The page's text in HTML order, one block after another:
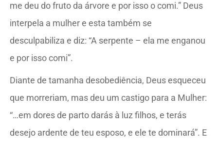
me deu do fruto da árvore e por isso o comi.” Deus
interpela a mulher e esta também se
desculpabiliza e diz: “A serpente – ela me enganou
e por isso comi”.
Diante de tamanha desobediência, Deus esqueceu
que morreriam, mas deu um castigo para a Mulher:
“…em dores de parto darás à luz filhos, e terás
desejo ardente de teu esposo, e ele te dominará”. E